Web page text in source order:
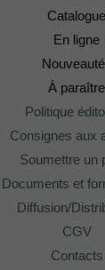
Catalogue
En ligne
À paraître
Politique
Consignes aux
Soumettre un
Documents et
Diffusion/
CGV
Contacts